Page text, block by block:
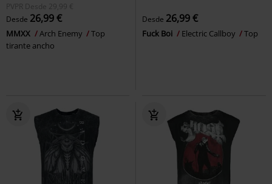
PVPR
Desde 29,99 €
Desde 26,99 €
MMXX Arch Enemy
Top
tirante ancho
Desde 26,99 €
Fuck Boi Electric Callboy Top